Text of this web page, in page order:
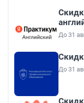
До 31
До 31